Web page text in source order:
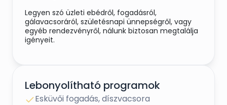
Legyen szó üzleti ebédről, fogadásról,
gálavacsoráról, születésnapi ünnepségről, vagy
egyéb rendezvényről, nálunk biztosan megtalálja
igényeit.
Lebonyolítható programok
Esküvői fogadás, díszvacsora